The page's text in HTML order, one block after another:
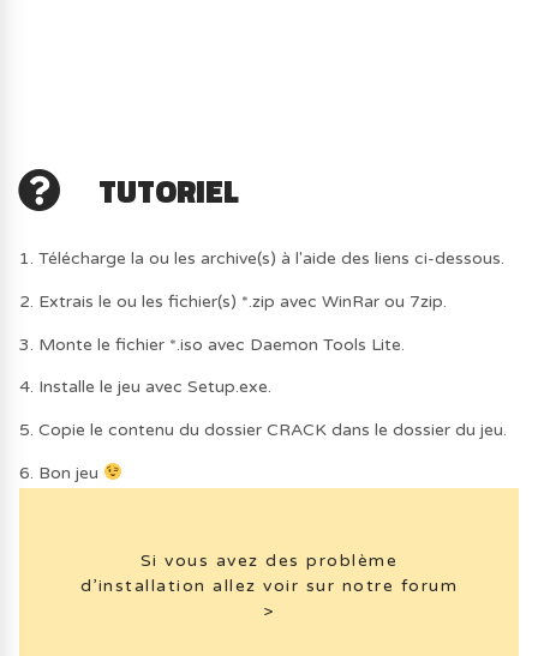
TUTORIEL
1. Télécharge la ou les archive(s) à l'aide des liens ci-dessous.
2. Extrais le ou les fichier(s) *.zip avec WinRar ou 7zip.
3. Monte le fichier *.iso avec Daemon Tools Lite.
4. Installe le jeu avec Setup.exe.
5. Copie le contenu du dossier CRACK dans le dossier du jeu.
6. Bon jeu
Si vous avez des problème
d’installation allez voir sur notre forum
>